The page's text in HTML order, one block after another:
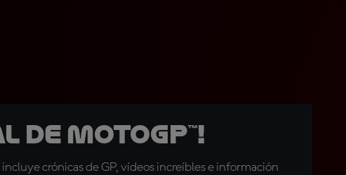
MotoGP™!
crónicas de GP, vídeos increíbles e información